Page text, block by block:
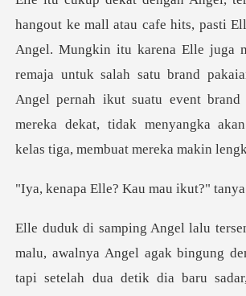
kin itu karena Elle juga
remaja untuk salah satu brand
Angel pernah ikut suatu even
le? Kau mau iku
awalnya Angel agak bingung
tapi setelah